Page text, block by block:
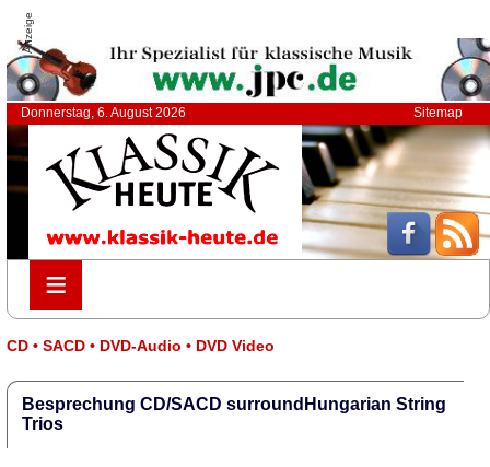
Anzeige
Donnerstag, 6. August 2026 Sitemap
≡
≡
CD • SACD • DVD-Audio • DVD Video
Besprechung CD/SACD surroundHungarian String
Trios